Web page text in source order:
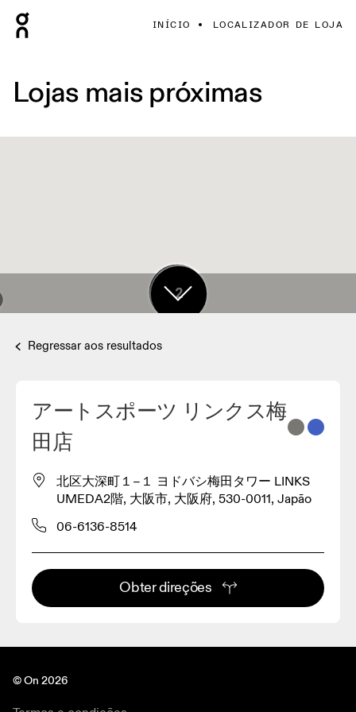
INÍCIO LOCALIZADOR DE LOJA
Lojas mais próximas
17
2
Regressar aos resultados
アートスポーツ リンクス梅
田店
北区大深町１−１ ヨドバシ梅田タワー LINKS
UMEDA2階, 大阪市, 大阪府, 530-0011, Japão
06-6136-8514
Obter direções
© On 2026